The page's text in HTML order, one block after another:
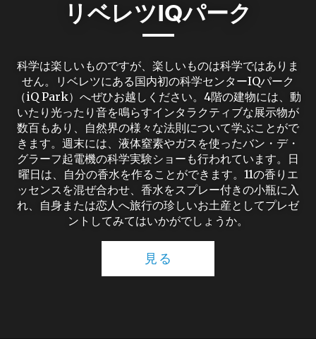
リベレツIQパーク
科学は楽しいものですが、楽しいものは科学ではありま
せん。リベレツにある国内初の科学センターIQパーク
（iQ Park）へぜひお越しください。4階の建物には、動
いたり光ったり音を鳴らすインタラクティブな展示物が
数百もあり、自然界の様々な法則について学ぶことがで
きます。週末には、液体窒素やガスを使ったバン・デ・
グラーフ起電機の科学実験ショーも行われています。日
曜日は、自分の香水を作ることができます。11の香りエ
ッセンスを混ぜ合わせ、香水をスプレー付きの小瓶に入
れ、自身または恋人へ旅行の珍しいお土産としてプレゼ
ントしてみてはいかがでしょうか。
見る